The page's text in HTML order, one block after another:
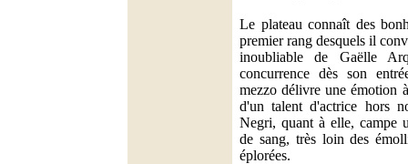
Le plateau connaît des
premier rang desquels il
inoubliable de Gaëlle
concurrence dès son
mezzo délivre une émotion
d'un talent d'actrice hors
Negri, quant à elle, campe
de sang, très loin des
éplorées.